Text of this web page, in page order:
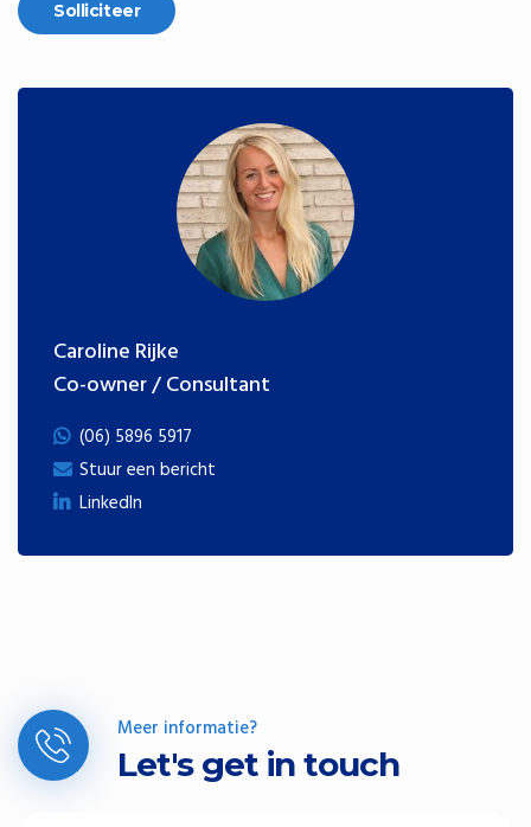
Caroline Rijke
Co-owner / Consultant
(06) 5896 5917
Stuur een bericht
LinkedIn
Meer informatie?
Let's get in touch